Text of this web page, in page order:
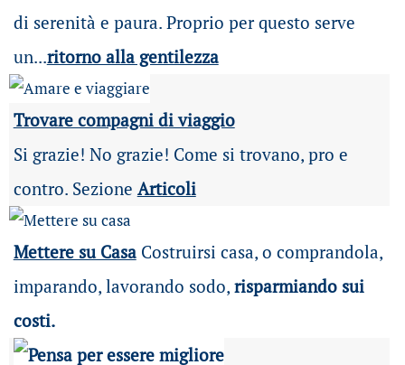
di serenità e paura. Proprio per questo serve
un...ritorno alla gentilezza
Trovare compagni di viaggio
Si grazie! No grazie! Come si trovano, pro e
contro. Sezione Articoli
Mettere su Casa Costruirsi casa, o comprandola,
imparando, lavorando sodo, risparmiando sui
costi.